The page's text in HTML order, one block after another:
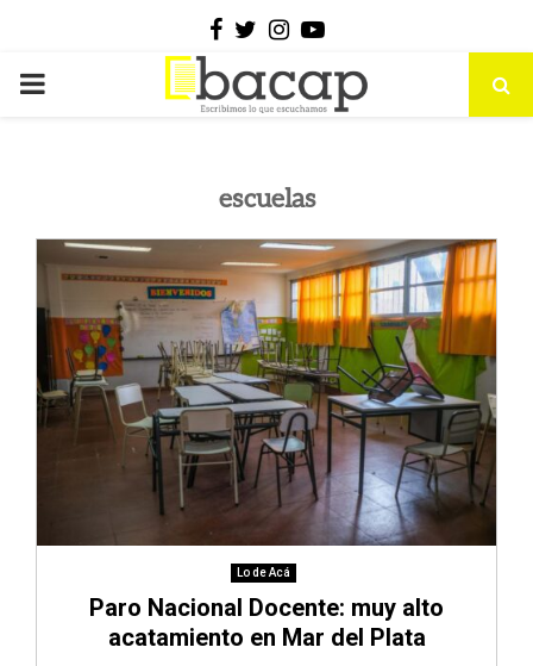
Facebook
Twitter
Instagram
Youtube
PRIMARY
escuelas
Lo de Acá
Paro Nacional Docente: muy alto
acatamiento en Mar del Plata